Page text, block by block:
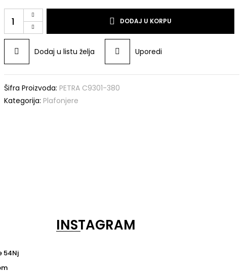
DODAJ U KORPU
Dodaj u listu želja Uporedi
Šifra Proizvoda: PETRA C9301-380
Kategorija: Plafonjere
54Nj
INSTAGRAM